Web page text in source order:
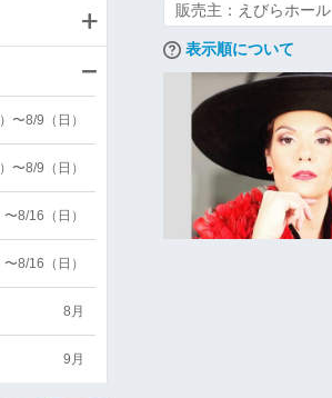
販売主：えびらホール
表示順について
〜8/9（日）
〜8/9（日）
8/16（日）
8/16（日）
8月
9月